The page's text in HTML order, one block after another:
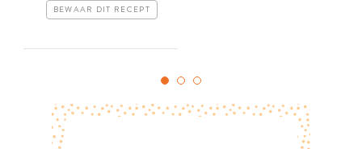
BEWAAR DIT RECEPT